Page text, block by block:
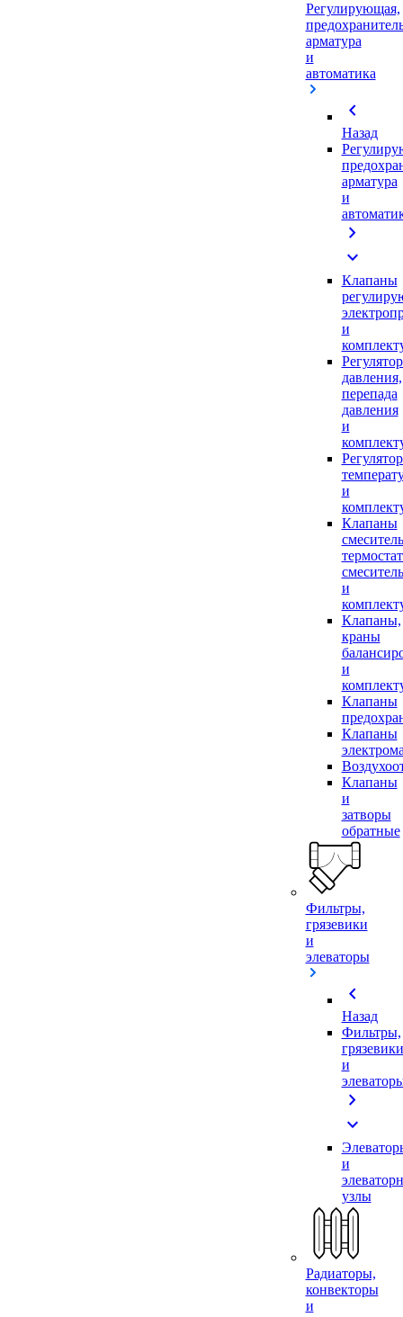
Регулирующая,
арматура
и
автоматика
chevron_left
Назад
арматура
и
chevron_right
expand_more
Клапаны
и
давления,
перепада
давления
и
и
Клапаны
и
Клапаны,
краны
и
Клапаны
Клапаны
Клапаны
и
затворы
обратные
Фильтры,
грязевики
и
элеваторы
chevron_left
Назад
Фильтры,
грязевики
и
chevron_right
expand_more
и
узлы
Радиаторы,
конвекторы
и